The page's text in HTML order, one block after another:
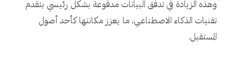
وهذه الزيادة في تدفق البيانات مدفوعة بشكل رئيسي بتقدم
تقنيات الذكاء الاصطناعي، ما يعزز مكانتها كأحد أصول
المستقبل.